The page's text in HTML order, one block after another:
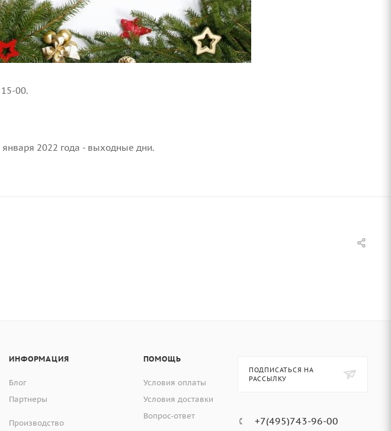
00.
2022 года - выходные дни.
ИНФОРМАЦИЯ
Блог
Партнеры
Производство
ПОМОЩЬ
Условия оплаты
Условия доставки
Вопрос-ответ
ПОДПИСАТЬСЯ НА
РАССЫЛКУ
+7(495)743-96-00